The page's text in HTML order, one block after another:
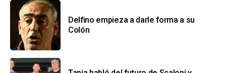
Delfino empieza a darle forma a su
Colón